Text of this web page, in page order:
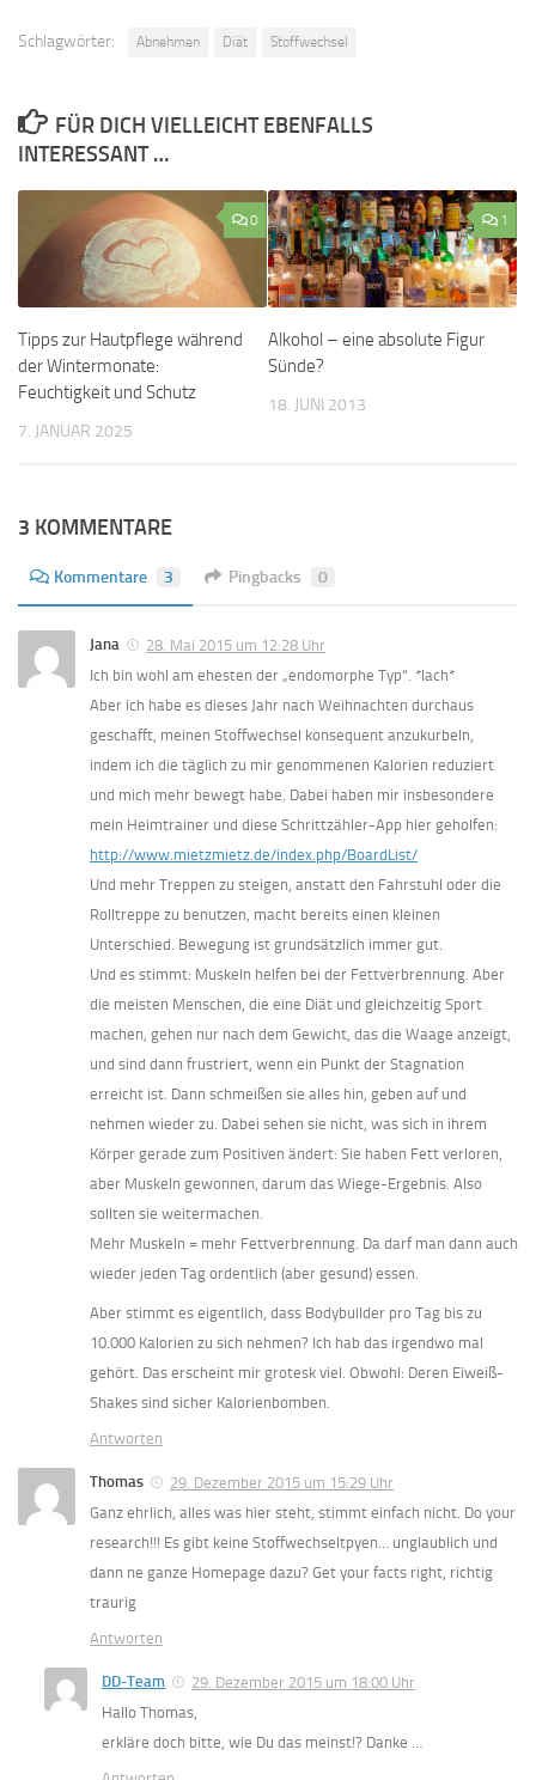
Schlagwörter: Abnehmen Diät Stoffwechsel
FÜR DICH VIELLEICHT EBENFALLS
INTERESSANT …
0
Tipps zur Hautpflege während
der Wintermonate:
Feuchtigkeit und Schutz
7. JANUAR 2025
1
Alkohol – eine absolute Figur
Sünde?
18. JUNI 2013
3 KOMMENTARE
Kommentare 3 Pingbacks 0
Jana
28. Mai 2015 um 12:28 Uhr
Ich bin wohl am ehesten der „endomorphe Typ“. *lach*
Aber ich habe es dieses Jahr nach Weihnachten durchaus
geschafft, meinen Stoffwechsel konsequent anzukurbeln,
indem ich die täglich zu mir genommenen Kalorien reduziert
und mich mehr bewegt habe. Dabei haben mir insbesondere
mein Heimtrainer und diese Schrittzähler-App hier geholfen:
http://www.mietzmietz.de/index.php/BoardList/
Und mehr Treppen zu steigen, anstatt den Fahrstuhl oder die
Rolltreppe zu benutzen, macht bereits einen kleinen
Unterschied. Bewegung ist grundsätzlich immer gut.
Und es stimmt: Muskeln helfen bei der Fettverbrennung. Aber
die meisten Menschen, die eine Diät und gleichzeitig Sport
machen, gehen nur nach dem Gewicht, das die Waage anzeigt,
und sind dann frustriert, wenn ein Punkt der Stagnation
erreicht ist. Dann schmeißen sie alles hin, geben auf und
nehmen wieder zu. Dabei sehen sie nicht, was sich in ihrem
Körper gerade zum Positiven ändert: Sie haben Fett verloren,
aber Muskeln gewonnen, darum das Wiege-Ergebnis. Also
sollten sie weitermachen.
Mehr Muskeln = mehr Fettverbrennung. Da darf man dann auch
wieder jeden Tag ordentlich (aber gesund) essen.
Aber stimmt es eigentlich, dass Bodybuilder pro Tag bis zu
10.000 Kalorien zu sich nehmen? Ich hab das irgendwo mal
gehört. Das erscheint mir grotesk viel. Obwohl: Deren Eiweiß-
Shakes sind sicher Kalorienbomben.
Antworten
Thomas
29. Dezember 2015 um 15:29 Uhr
Ganz ehrlich, alles was hier steht, stimmt einfach nicht. Do your
research!!! Es gibt keine Stoffwechseltpyen… unglaublich und
dann ne ganze Homepage dazu? Get your facts right, richtig
traurig
Antworten
DD-Team
29. Dezember 2015 um 18:00 Uhr
Hallo Thomas,
erkläre doch bitte, wie Du das meinst!? Danke …